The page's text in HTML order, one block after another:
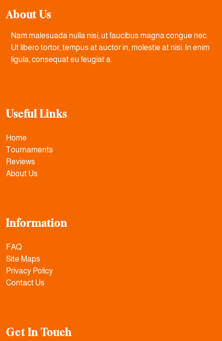
About Us
Nam malesuada nulla nisi, ut faucibus magna congue nec.
Ut libero tortor, tempus at auctor in, molestie at nisi. In enim
ligula, consequat eu feugiat a.
Useful Links
Home
Tournaments
Reviews
About Us
Information
FAQ
Site Maps
Privacy Policy
Contact Us
Get In Touch